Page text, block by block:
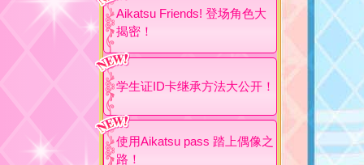
Aikatsu Friends! 登场角色大
揭密！
学生证ID卡继承方法大公开！
使用Aikatsu pass 踏上偶像之
路！